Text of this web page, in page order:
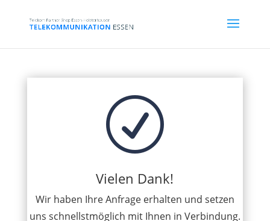
R
Vielen Dank!
Wir haben Ihre Anfrage erhalten und setzen
uns schnellstmöglich mit Ihnen in Verbindung.